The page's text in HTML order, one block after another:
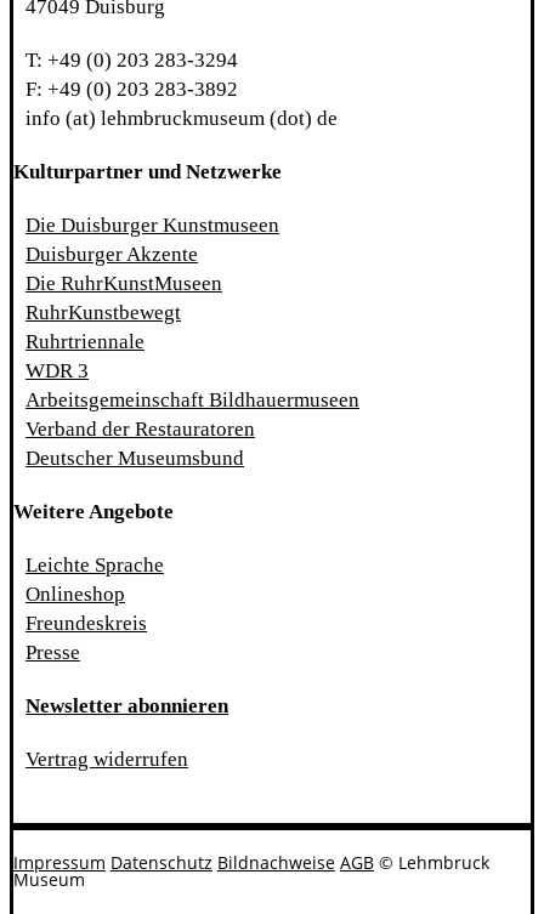
47049 Duisburg
T: +49 (0) 203 283-3294
F: +49 (0) 203 283-3892
info (at) lehmbruckmuseum (dot) de
Kulturpartner und Netzwerke
Die Duisburger Kunstmuseen
Duisburger Akzente
Die RuhrKunstMuseen
RuhrKunstbewegt
Ruhrtriennale
WDR 3
Arbeitsgemeinschaft Bildhauermuseen
Verband der Restauratoren
Deutscher Museumsbund
Weitere Angebote
Leichte Sprache
Onlineshop
Freundeskreis
Presse
Newsletter abonnieren
Vertrag widerrufen
Impressum Datenschutz Bildnachweise AGB © Lehmbruck
Museum